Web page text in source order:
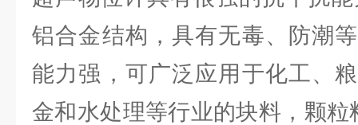
铝合金结构，具有无毒、防潮
能力强，可广泛应用于化工、
金和水处理等行业的块料，颗粒